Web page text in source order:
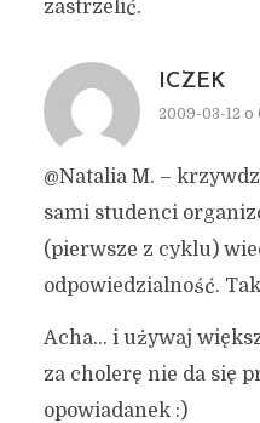
zastrzelić.
ICZEK
2009-03-12 o
@Natalia M. –
sami studenci
(pierwsze z cyklu)
odpowiedzialność.
Acha… i używaj
za cholerę nie da się
opowiadanek :)